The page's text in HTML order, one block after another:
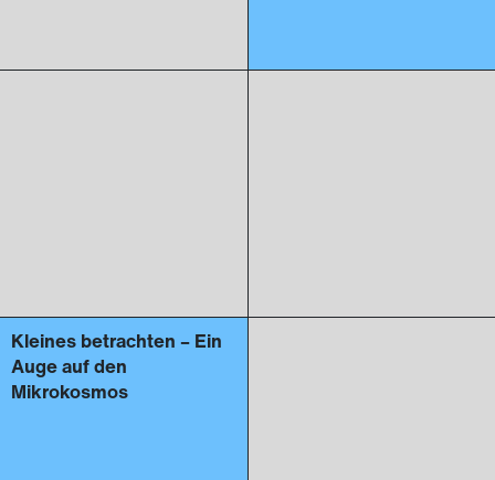
Kleines betrachten – Ein
Auge auf den
Mikrokosmos